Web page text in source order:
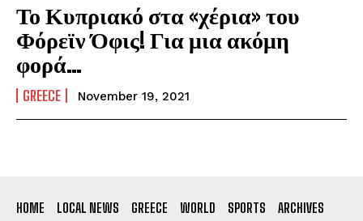
Το Κυπριακό στα «χέρια» του
Φόρεϊν Όφις! Για μια ακόμη
φορά…
GREECE November 19, 2021
HOME LOCAL NEWS GREECE WORLD SPORTS
ARCHIVES